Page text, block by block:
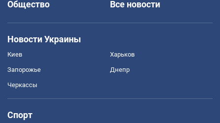
Общество
Все новости
Новости Украины
Киев Харьков
Запорожье Днепр
Черкассы
Спорт